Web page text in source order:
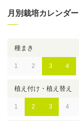
月別栽培カレンダー
種まき
1 2 3 4
植え付け・植え替え
1 2 3 4